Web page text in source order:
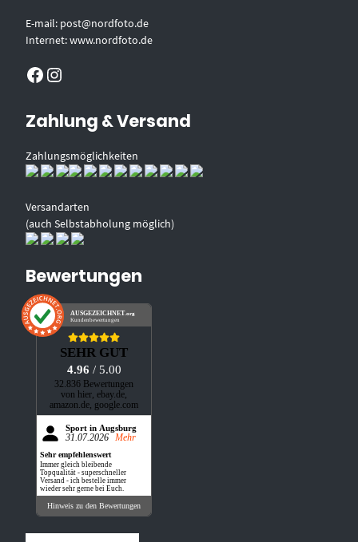
E-mail: post@nordfoto.de
Internet: www.nordfoto.de
Facebook Instagram
Zahlung & Versand
Zahlungsmöglichkeiten
Versandarten
(auch Selbstabholung möglich)
Bewertungen
AUSGEZEICHNET.org
Kundenbewertungen
SEHR GUT
4.96 / 5.00
32.836 Bewertungen
von hier, ebay.de,
amazon.de, google.com
Sport in Augsburg
31.07.2026 Mehr
Sehr empfehlenswert
Immer gleich bleibende
Topqualität - superschneller
Versand - ich bestelle immer
wieder sehr gerne bei Euch.
Hinweis zu den Bewertungen